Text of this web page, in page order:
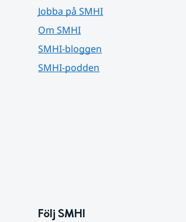
Jobba på SMHI
Om SMHI
SMHI-bloggen
SMHI-podden
Följ SMHI